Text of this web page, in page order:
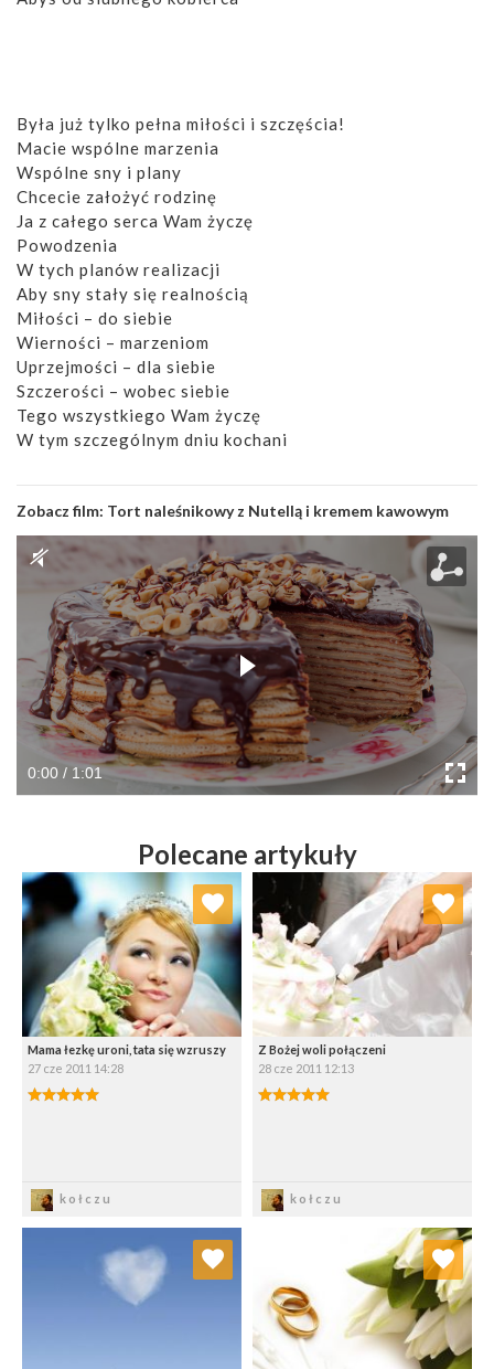
Była już tylko pełna miłości i szczęścia!
Macie wspólne marzenia
Wspólne sny i plany
Chcecie założyć rodzinę
Ja z całego serca Wam życzę
Powodzenia
W tych planów realizacji
Aby sny stały się realnością
Miłości – do siebie
Wierności – marzeniom
Uprzejmości – dla siebie
Szczerości – wobec siebie
Tego wszystkiego Wam życzę
W tym szczególnym dniu kochani
Zobacz film: Tort naleśnikowy z Nutellą i kremem kawowym
0:00 / 1:01
Polecane artykuły
Mama łezkę uroni, tata się wzruszy
27 cze 2011 14:28
5.00/5
kołczu
Dodaj do ulubionych
Wybierz listę:
Z Bożej woli połączeni
28 cze 2011 12:13
5.00/5
kołczu
Dodaj do ulubionych
Wybierz listę:
Dodaj do ulubionych
Wybierz listę:
Dodaj do ulubionych
Wybierz listę: